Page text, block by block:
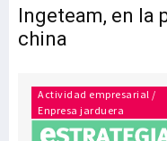
Ingeteam, en la
china
Actividad empresarial /
Enpresa jarduera